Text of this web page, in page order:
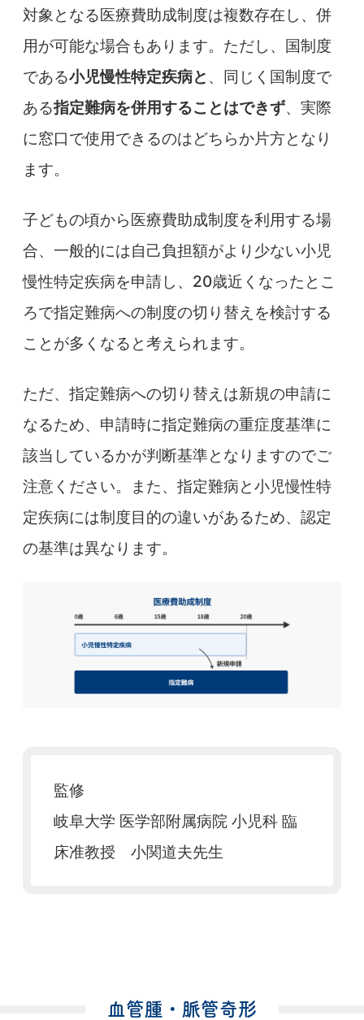
対象となる医療費助成制度は複数存在し、併
用が可能な場合もあります。ただし、国制度
である小児慢性特定疾病と 、同じく国制度で
ある指定難病を併用することはできず、実際
に窓口で使用できるのはどちらか片方となり
ます。
子どもの頃から医療費助成制度を利用する場
合、一般的には自己負担額がより少ない小児
慢性特定疾病を申請し、20歳近くなったとこ
ろで指定難病への制度の切り替えを検討する
ことが多くなると考えられます。
ただ、指定難病への切り替えは新規の申請に
なるため、申請時に指定難病の重症度基準に
該当しているかが判断基準となりますのでご
注意ください。また、指定難病と小児慢性特
定疾病には制度目的の違いがあるため、認定
の基準は異なります。
監修
岐阜大学 医学部附属病院 小児科 臨
床准教授 小関道夫先生
血管腫・脈管奇形